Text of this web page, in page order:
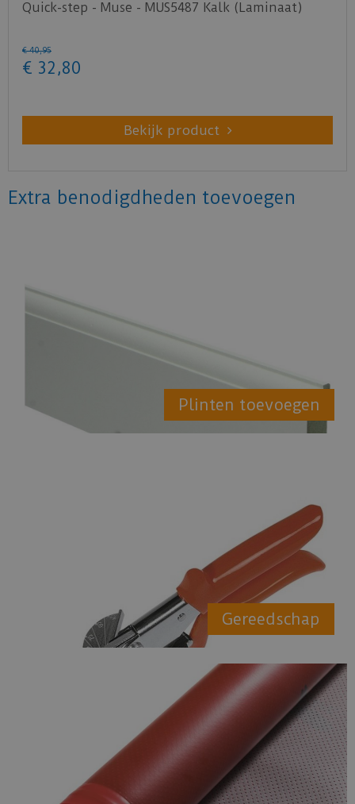
Quick-step - Muse - MUS5487 Kalk (Laminaat)
€ 40,95
€ 32 ,80
Bekijk product
Extra benodigdheden toevoegen
Plinten toevoegen
Gereedschap